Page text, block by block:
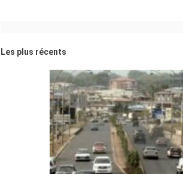
Les plus récents